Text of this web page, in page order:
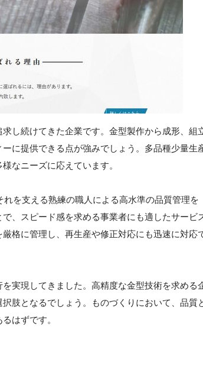
し続けてきた企業です。金型製作から成形、組
に提供できる点が強みでしょう。多品種少量生
なニーズに応えています。
を支える熟練の職人による高水準の品質管理を
、スピード感を求める事業者にも適したサービ
格に管理し、再生産や修正対応にも迅速に対応
実現してきました。高精度な金型技術を求める
肢となるでしょう。ものづくりにおいて、品質
はずです。